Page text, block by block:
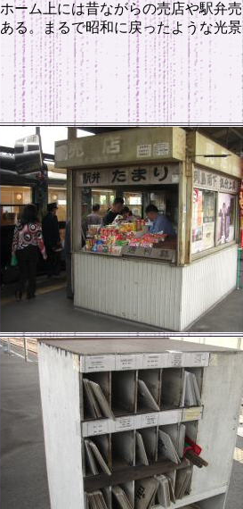
ホーム上には昔ながらの売店や駅弁
ある。まるで昭和に戻ったような光